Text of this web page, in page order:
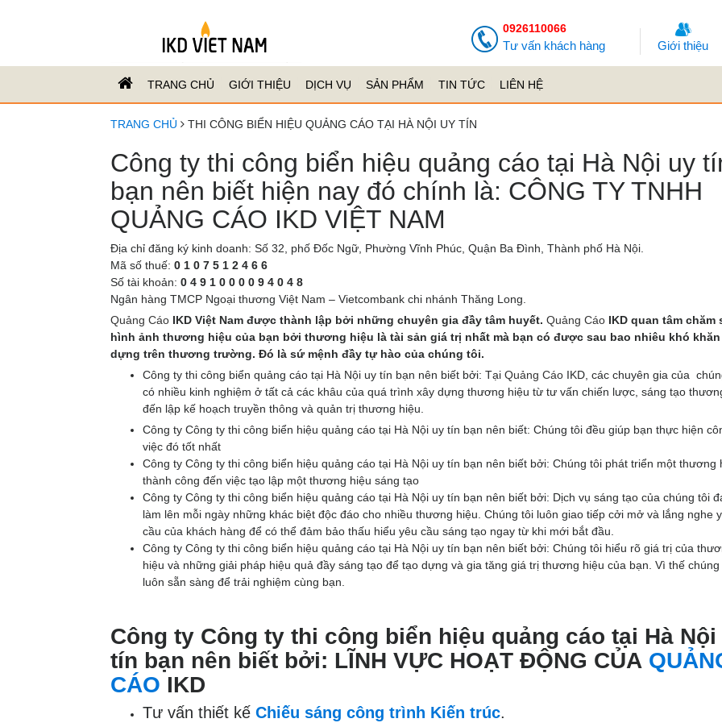
0926110066
Tư vấn khách hàng Giới thiệu
TRANG CHỦ GIỚI THIỆU DỊCH VỤ SẢN PHẨM TIN TỨC LIÊN HỆ
TRANG CHỦ THI CÔNG BIỂN HIỆU QUẢNG CÁO TẠI HÀ NỘI UY TÍN
Công ty thi công biển hiệu quảng cáo tại Hà Nội uy
bạn nên biết hiện nay đó chính là: CÔNG TY TNHH
QUẢNG CÁO IKD VIỆT NAM
Địa chỉ đăng ký kinh doanh: Số 32, phố Đốc Ngữ, Phường Vĩnh Phúc, Quận Ba Đình, Thành phố Hà Nội.
Mã số thuế: 0 1 0 7 5 1 2 4 6 6
Số tài khoản: 0 4 9 1 0 0 0 0 9 4 0 4 8
Ngân hàng TMCP Ngoại thương Việt Nam – Vietcombank chi nhánh Thăng Long.
Quảng Cáo IKD Việt Nam được thành lập bởi những chuyên gia đầy tâm huyết. Quảng Cáo IKD quan tâm chăm
hình ảnh thương hiệu của bạn bởi thương hiệu là tài sản giá trị nhất mà bạn có được sau bao nhiêu khó
dựng trên thương trường. Đó là sứ mệnh đầy tự hào của chúng tôi.
Công ty thi công biển quảng cáo tại Hà Nội uy tín bạn nên biết bởi: Tại Quảng Cáo IKD, các chuyên gia của
có nhiều kinh nghiệm ở tất cả các khâu của quá trình xây dựng thương hiệu từ tư vấn chiến lược, sáng tạo
đến lập kế hoạch truyền thông và quản trị thương hiệu.
Công ty Công ty thi công biển hiệu quảng cáo tại Hà Nội uy tín bạn nên biết: Chúng tôi đều giúp bạn thực hiện
việc đó tốt nhất
Công ty Công ty thi công biển hiệu quảng cáo tại Hà Nội uy tín bạn nên biết bởi: Chúng tôi phát triển một thương
thành công đến việc tạo lập một thương hiệu sáng tạo
Công ty Công ty thi công biển hiệu quảng cáo tại Hà Nội uy tín bạn nên biết bởi: Dịch vụ sáng tạo của chúng tôi
làm lên mỗi ngày những khác biệt độc đáo cho nhiều thương hiệu. Chúng tôi luôn giao tiếp cởi mở và lắng nghe
cầu của khách hàng để có thể đảm bảo thấu hiểu yêu cầu sáng tạo ngay từ khi mới bắt đầu.
Công ty Công ty thi công biển hiệu quảng cáo tại Hà Nội uy tín bạn nên biết bởi: Chúng tôi hiểu rõ giá trị của
hiệu và những giải pháp hiệu quả đầy sáng tạo để tạo dựng và gia tăng giá trị thương hiệu của bạn. Vì thế chúng
luôn sẵn sàng để trải nghiệm cùng bạn.
Công ty Công ty thi công biển hiệu quảng cáo tại Hà Nội
tín bạn nên biết bởi: LĨNH VỰC HOẠT ĐỘNG CỦA
CÁO IKD
Tư vấn thiết kế Chiếu sáng công trình Kiến trúc.